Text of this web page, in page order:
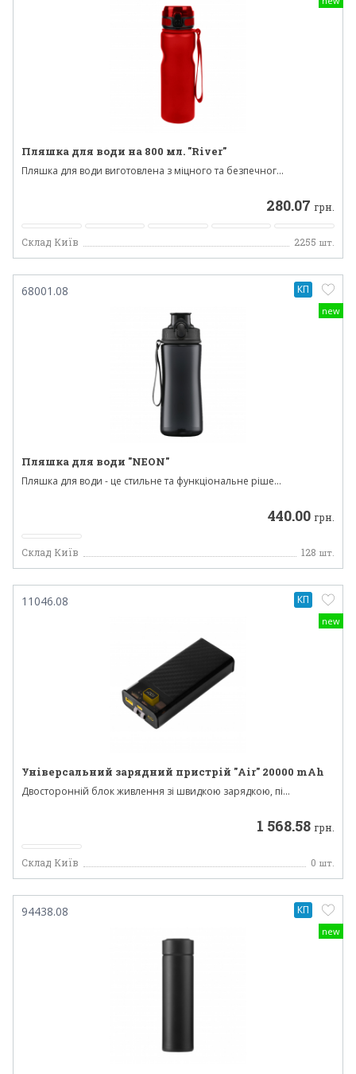
Пляшка для води на 800 мл. "River"
Пляшка для води виготовлена з міцного та безпечног...
280.07 грн.
Склад Київ 2255 шт.
new
68001.08
Пляшка для води "NEON"
Пляшка для води - це стильне та функціональне ріше...
440.00 грн.
Склад Київ 128 шт.
КП
new
11046.08
Універсальний зарядний пристрій "Air" 20000 mAh
Двосторонній блок живлення зі швидкою зарядкою, пі...
1 568.58 грн.
Склад Київ 0 шт.
КП
new
94438.08 КП